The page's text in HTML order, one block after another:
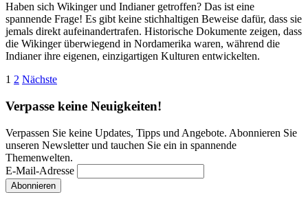
Haben sich Wikinger und Indianer getroffen? Das ist eine
spannende Frage! Es gibt keine stichhaltigen Beweise dafür, dass sie
jemals direkt aufeinandertrafen. Historische Dokumente zeigen, dass
die Wikinger überwiegend in Nordamerika waren, während die
Indianer ihre eigenen, einzigartigen Kulturen entwickelten.
Seitennummerierung
der
Beiträge
1 2 Nächste
Verpasse keine Neuigkeiten!
Verpassen Sie keine Updates, Tipps und Angebote. Abonnieren Sie
unseren Newsletter und tauchen Sie ein in spannende
Themenwelten.
E-Mail-Adresse